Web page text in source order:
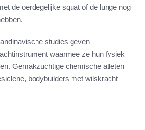
de oerdegelijke squat of de lunge nog
studies geven
waarmee ze hun fysiek
Gemakzuchtige chemische atleten
bodybuilders met wilskracht